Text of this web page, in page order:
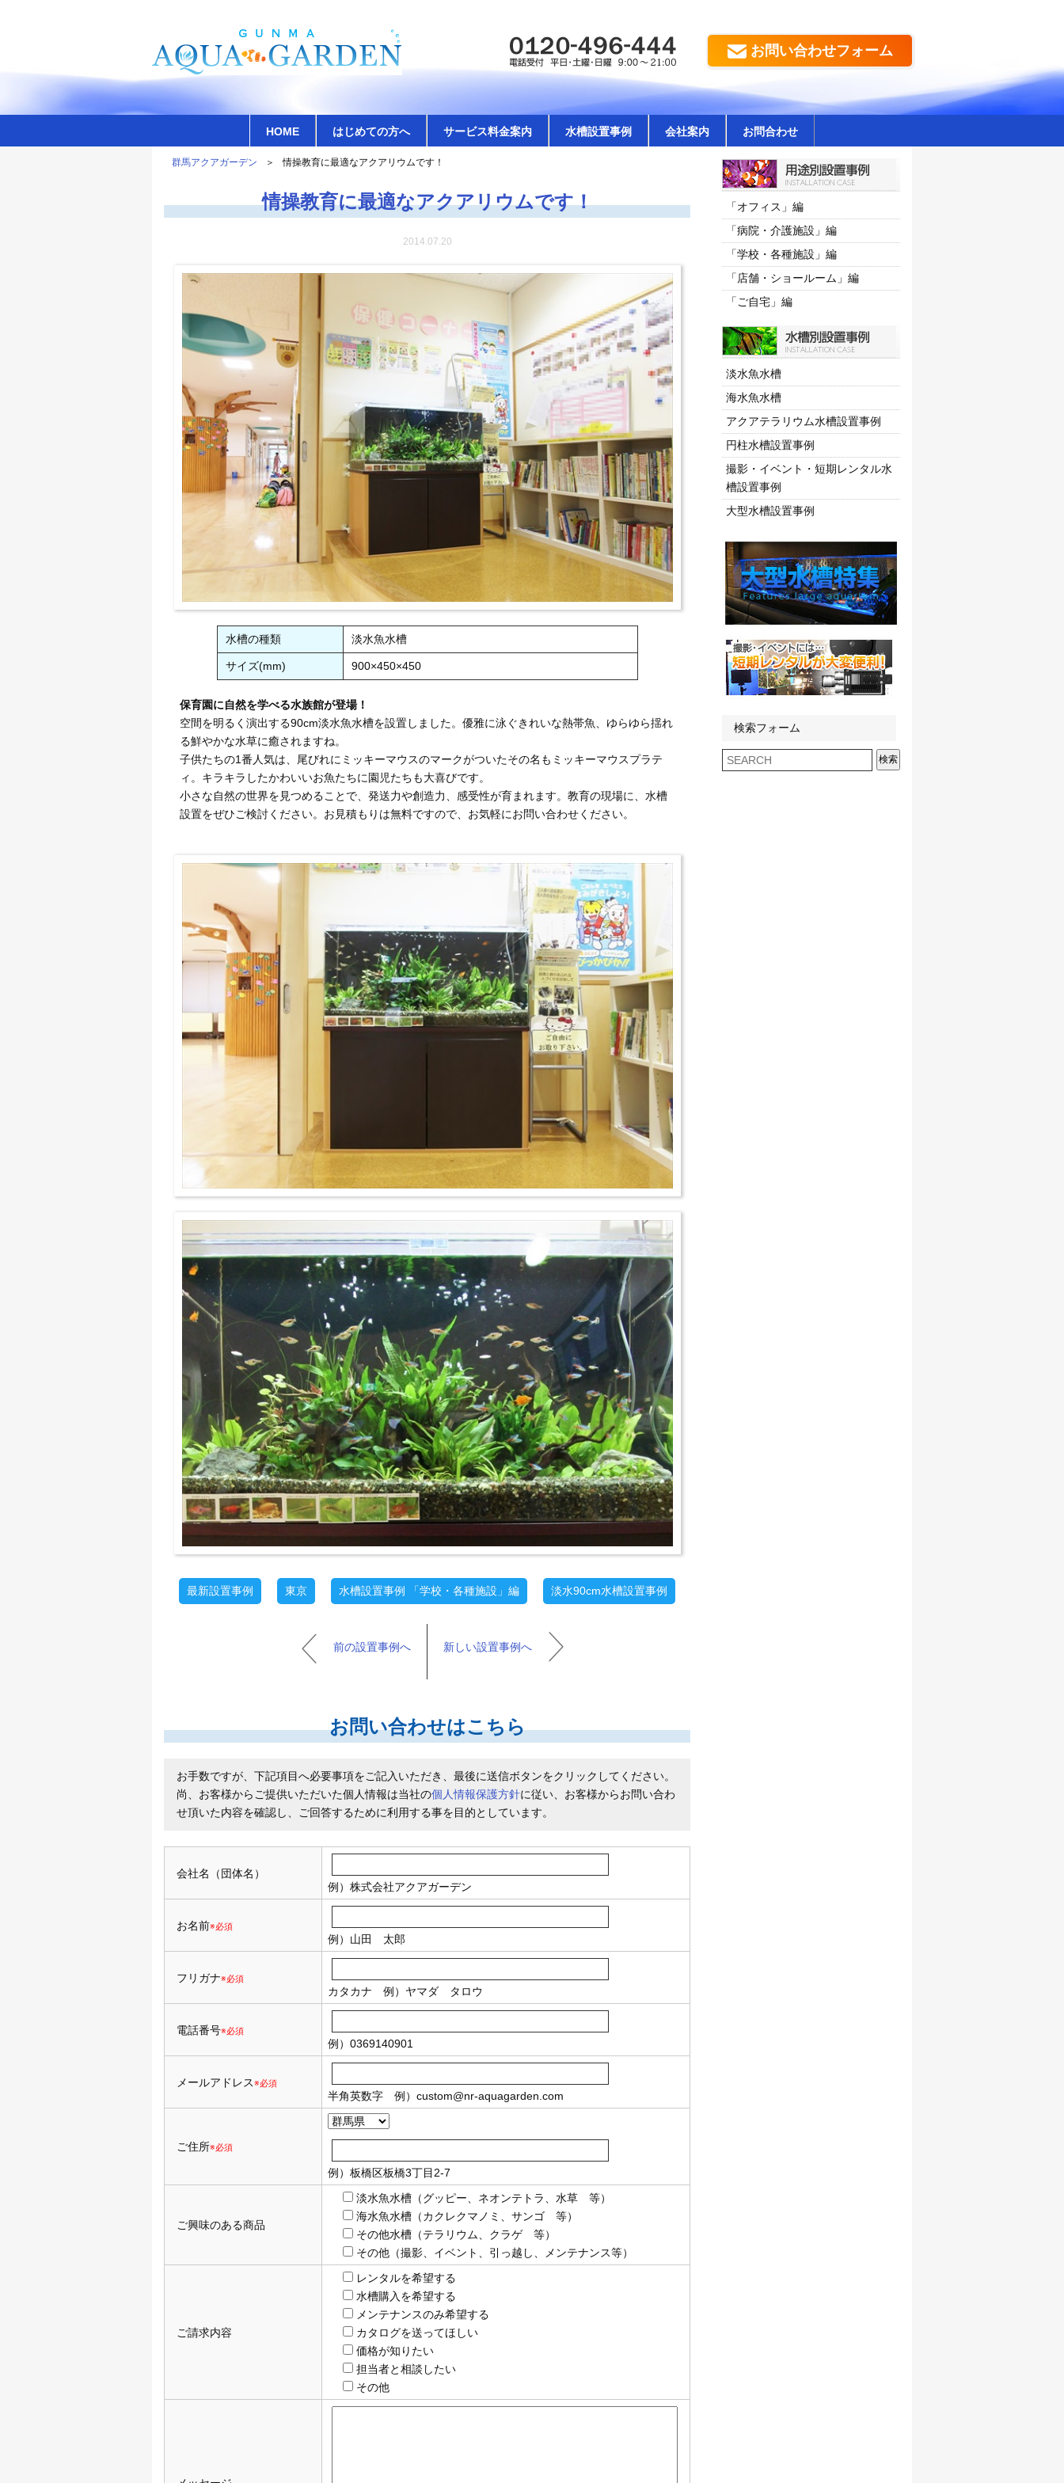
お問い合わせフォーム
HOME はじめての方へ サービス料金案内 水槽設置事例 会社案内 お問合わせ
群馬アクアガーデン 情操教育に最適なアクアリウムです！
情操教育に最適なアクアリウムです！
2014.07.20
水槽の種類 淡水魚水槽
サイズ(mm) 900×450×450
保育園に自然を学べる水族館が登場！
空間を明るく演出する90cm淡水魚水槽を設置しました。優雅に泳ぐきれいな熱帯魚、ゆらゆら揺れ
る鮮やかな水草に癒されますね。
子供たちの1番人気は、尾びれにミッキーマウスのマークがついたその名もミッキーマウスプラテ
ィ。キラキラしたかわいいお魚たちに園児たちも大喜びです。
小さな自然の世界を見つめることで、発送力や創造力、感受性が育まれます。教育の現場に、水槽
設置をぜひご検討ください。お見積もりは無料ですので、お気軽にお問い合わせください。
最新設置事例 東京 水槽設置事例 「学校・各種施設」編 淡水90cm水槽設置事例
前の設置事例へ 新しい設置事例へ
お問い合わせはこちら
お手数ですが、下記項目へ必要事項をご記入いただき、最後に送信ボタンをクリックしてください。
尚、お客様からご提供いただいた個人情報は当社の個人情報保護方針に従い、お客様からお問い合わ
せ頂いた内容を確認し、ご回答するために利用する事を目的としています。
会社名（団体名）
例）株式会社アクアガーデン
お名前※必須
例）山田 太郎
フリガナ※必須
カタカナ 例）ヤマダ タロウ
電話番号※必須
例）0369140901
メールアドレス※必須
半角英数字 例） custom@nr-aquagarden.com
ご住所※必須
例）板橋区板橋3丁目2-7
ご興味のある商品
淡水魚水槽（グッピー、ネオンテトラ、水草 等）
海水魚水槽（カクレクマノミ、サンゴ 等）
その他水槽（テラリウム、クラゲ 等）
その他（撮影、イベント、引っ越し、メンテナンス等）
ご請求内容
レンタルを希望する
水槽購入を希望する
メンテナンスのみ希望する
カタログを送ってほしい
価格が知りたい
担当者と相談したい
その他
「オフィス」編
「病院・介護施設」編
「学校・各種施設」編
「店舗・ショールーム」編
「ご自宅」編
淡水魚水槽
海水魚水槽
アクアテラリウム水槽設置事例
円柱水槽設置事例
撮影・イベント・短期レンタル水
槽設置事例
大型水槽設置事例
検索フォーム
検索